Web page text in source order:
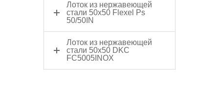
Лоток из нержавеющей
стали 50x50 Flexel Ps
50/50IN
Лоток из нержавеющей
стали 50x50 DKC
FC5005INOX